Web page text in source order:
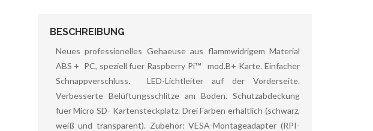
BESCHREIBUNG
Neues professionelles Gehaeuse aus flammwidrigem Material
ABS + PC, speziell fuer Raspberry Pi™ mod.B+ Karte. Einfacher
Schnappverschluss. LED-Lichtleiter auf der Vorderseite.
Verbesserte Belüftungsschlitze am Boden. Schutzabdeckung
fuer Micro SD- Kartensteckplatz. Drei Farben erhältlich (schwarz,
weiß und transparent). Zubehör: VESA-Montageadapter (RPI-